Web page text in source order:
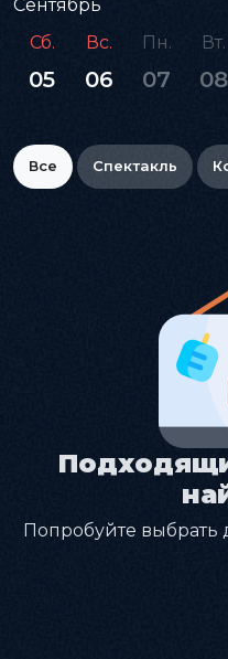
Сентябрь
Сб.
05
Вс.
06
Пн.
07
Вт.
08
Все Спектакль
Попробуйте выбрать